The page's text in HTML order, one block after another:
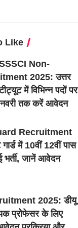
Like
Non-
2025: उत्तर
में विभिन्न पदों पर
तक करें आवेदन
Recruitment
में 10वीं 12वीं पास
जानें आवेदन
2025: डीयू
प्रोफेसर के लिए